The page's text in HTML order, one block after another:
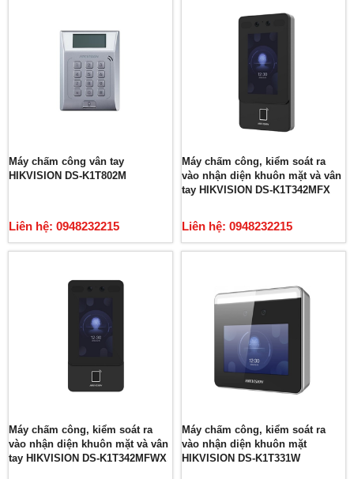
Máy chấm công vân tay
HIKVISION DS-K1T802M
Liên hệ: 0948232215
Máy chấm công, kiểm soát ra
vào nhận diện khuôn mặt và vân
tay HIKVISION DS-K1T342MFX
Liên hệ: 0948232215
Máy chấm công, kiểm soát ra
vào nhận diện khuôn mặt và vân
tay HIKVISION DS-K1T342MFWX
Máy chấm công, kiểm soát ra
vào nhận diện khuôn mặt
HIKVISION DS-K1T331W